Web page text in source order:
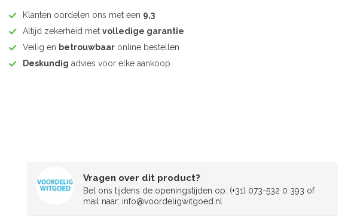
Klanten oordelen ons met een 9,3
Altijd zekerheid metvolledige garantie
Veilig en betrouwbaar online bestellen
Deskundig advies voor elke aankoop
Vragen over dit product?
Bel ons tijdens de openingstijden op: (+31) 073-532 0 393 of
mail naar: info@voordeligwitgoed.nl